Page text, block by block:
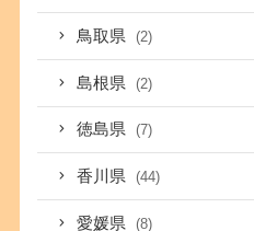
鳥取県 (2)
島根県 (2)
徳島県 (7)
香川県 (44)
愛媛県 (8)